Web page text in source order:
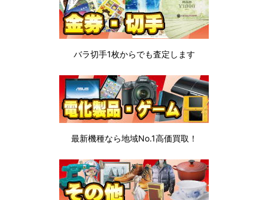
バラ切手1枚からでも査定します
最新機種なら地域No.1高価買取！